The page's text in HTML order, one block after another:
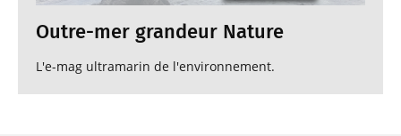
Outre-mer grandeur Nature
L'e-mag ultramarin de l'environnement.